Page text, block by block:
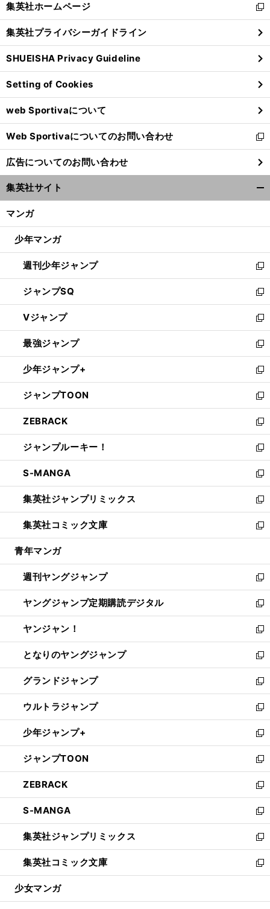
閉
る
集英社ホームページ
新
し
い
ウ
ィ
ン
ド
ウ
で
開
く
集英社プライバシーガイドライン
SHUEISHA Privacy Guideline
Setting of Cookies
web Sportivaについて
Web Sportivaについてのお問い合わせ
新
し
い
ウ
ィ
ン
ウ
開
く
広告についてのお問い合わせ
集英社サイト
マンガ
少年マンガ
週刊少年ジャンプ
新
し
い
ウ
ィ
ン
ド
ウ
で
開
く
ジャンプSQ
新
し
い
ウ
ィ
ン
ド
ウ
で
開
く
Vジャンプ
新
し
い
ウ
ィ
ン
ド
ウ
で
開
く
最強ジャンプ
新
し
い
ウ
ィ
ン
ド
ウ
で
開
く
少年ジャンプ+
新
し
い
ウ
ィ
ン
ド
ウ
で
開
く
ジャンプTOON
新
し
い
ウ
ィ
ン
ド
ウ
で
開
く
ZEBRACK
新
し
い
ウ
ィ
ン
ド
ウ
で
開
ジャンプルーキー！
新
し
い
ウ
ィ
ン
ド
ウ
開
く
S-MANGA
新
し
い
ウ
ィ
ン
ウ
で
開
く
集英社ジャンプリミックス
新
し
い
ウ
ン
ド
ウ
で
開
く
集英社コミック文庫
新
し
ウ
ィ
ン
ド
ウ
で
開
く
青年マンガ
週刊ヤングジャンプ
新
し
い
ウ
ィ
ン
ド
ウ
で
開
く
ヤングジャンプ定期購読デジタル
新
し
い
ウ
ィ
ン
ド
ウ
で
開
く
ヤンジャン！
新
し
い
ウ
ィ
ン
ド
ウ
で
開
く
となりのヤングジャンプ
新
し
い
ウ
ィ
ン
ド
ウ
で
開
く
グランドジャンプ
新
し
い
ウ
ィ
ン
ド
ウ
で
開
く
ウルトラジャンプ
新
し
い
ウ
ィ
ン
ド
ウ
で
開
く
少年ジャンプ+
新
し
い
ウ
ィ
ン
ド
ウ
で
開
く
ジャンプTOON
新
し
い
ウ
ィ
ン
ド
ウ
で
開
ZEBRACK
新
し
い
ウ
ィ
ン
ド
ウ
開
S-MANGA
新
し
い
ウ
ィ
ン
ウ
集英社ジャンプリミックス
新
し
い
ウ
ン
集英社コミック文庫
新
し
ウ
少女マンガ